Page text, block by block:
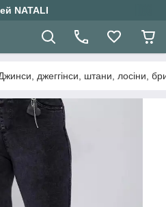
NATALI
джеггінси, штани, лосіни,